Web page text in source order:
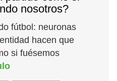
nosotros?
fútbol: neuronas
hacen que
si fuésemos